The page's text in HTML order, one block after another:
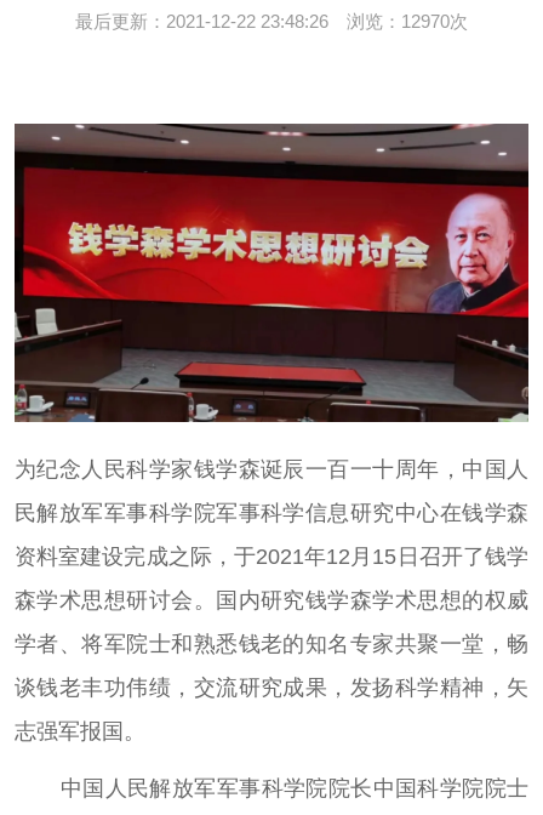
最后更新：2021-12-22 23:48:26 浏览：12970次
为纪念人民科学家钱学森诞辰一百一十周年，中国人
民解放军军事科学院军事科学信息研究中心在钱学森
资料室建设完成之际，于2021年12月15日召开了钱学
森学术思想研讨会。国内研究钱学森学术思想的权威
学者、将军院士和熟悉钱老的知名专家共聚一堂，畅
谈钱老丰功伟绩，交流研究成果，发扬科学精神，矢
志强军报国。
中国人民解放军军事科学院院长中国科学院院士